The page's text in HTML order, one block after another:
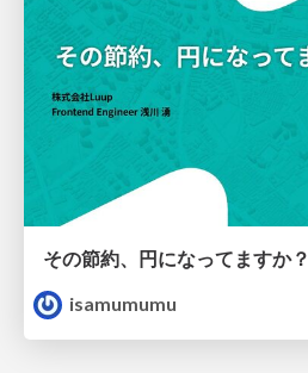
その節約、円になってますか？
isamumumu